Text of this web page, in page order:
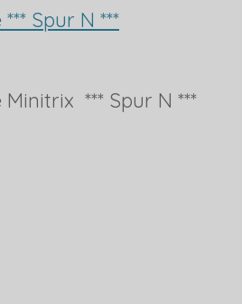
Spur N ***
*** Spur N ***